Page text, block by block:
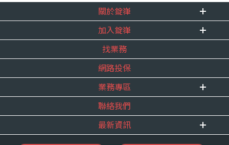
關於錠嵂
企業資訊
重要事跡
得獎紀錄
服務宣言
合作夥伴
加入錠嵂
內勤招聘
精英招募
年度增員計畫
找業務
網路投保
業務專區
E 線資源網
聯絡我們
最新資訊